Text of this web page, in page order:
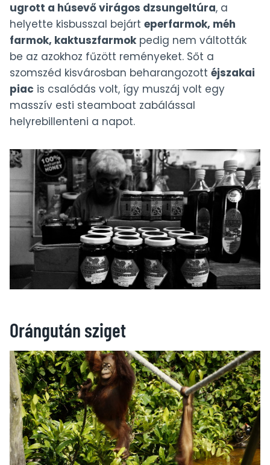
ugrott a húsevő virágos dzsungeltúra, a
helyette kisbusszal bejárt eperfarmok, méh
farmok, kaktuszfarmok pedig nem váltották
be az azokhoz fűzött reményeket. Sőt a
szomszéd kisvárosban beharangozott éjszakai
piac is csalódás volt, így muszáj volt egy
masszív esti steamboat zabálással
helyrebillenteni a napot.
Orángután sziget